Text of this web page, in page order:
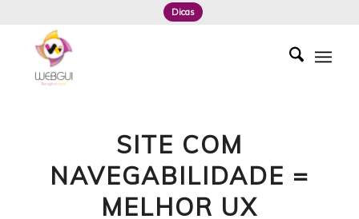
Dicas
SITE COM
NAVEGABILIDADE =
MELHOR UX